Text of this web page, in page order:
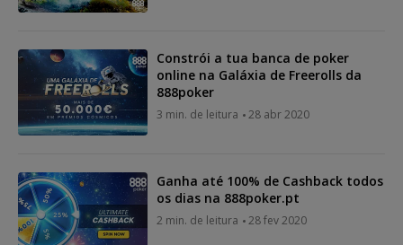
Constrói a tua banca de poker
online na Galáxia de Freerolls da
888poker
3 min. de leitura 28 abr 2020
Ganha até 100% de Cashback todos
os dias na 888poker.pt
2 min. de leitura 28 fev 2020